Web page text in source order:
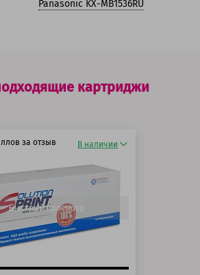
Panasonic KX-MB1536RU
картриджи
за отзыв В наличии
Быстрый просмотр